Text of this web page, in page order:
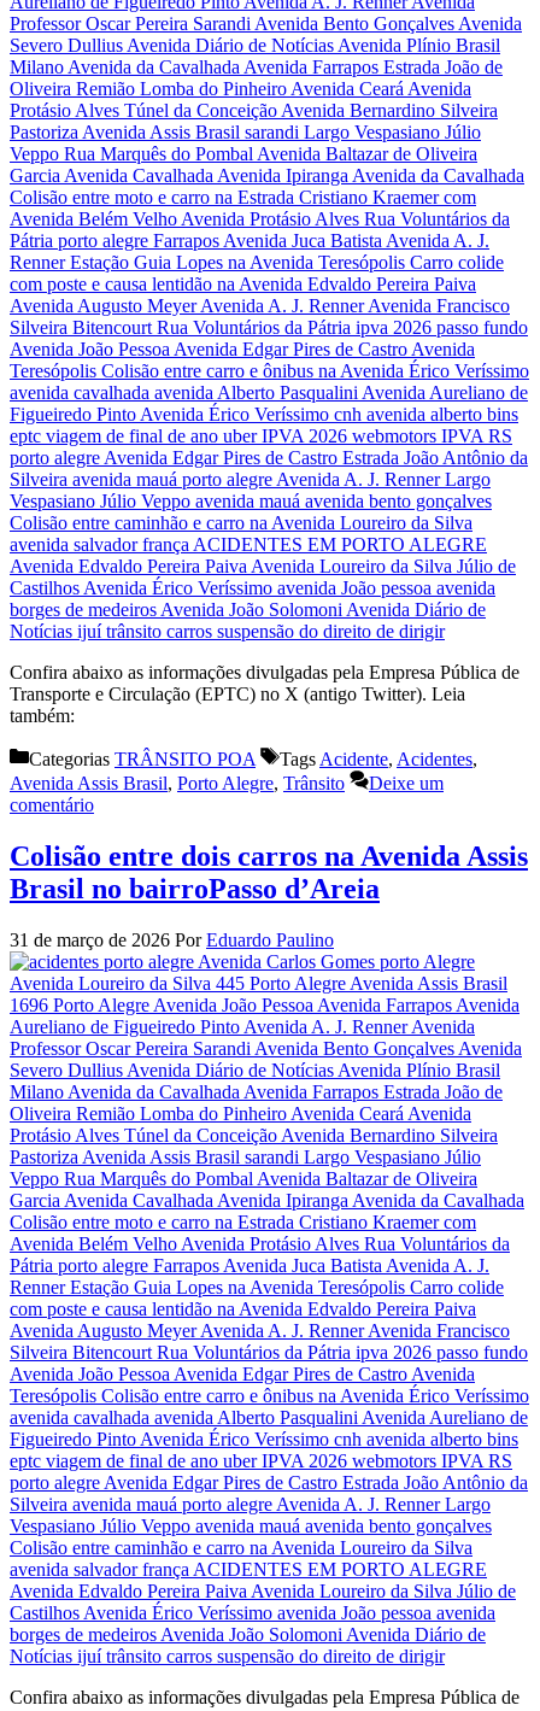
Confira abaixo as informações divulgadas pela Empresa Pública de
Transporte e Circulação (EPTC) no X (antigo Twitter). Leia
também:
Categorias TRÂNSITO POA TagsAcidente, Acidentes,
Avenida Assis Brasil, Porto Alegre, Trânsito
Deixe um
comentário
Colisão entre dois carros na Avenida Assis
Brasil no bairroPasso d’Areia
31 de março de 2026 PorEduardo Paulino
Confira abaixo as informações divulgadas pela Empresa Pública de